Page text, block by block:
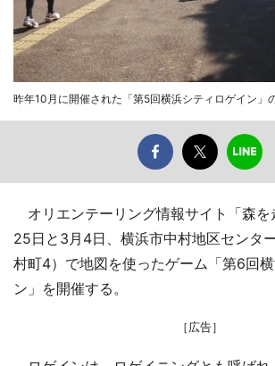
昨年10月に開催された「第5回横浜シティロゲイン」
オリエンテーリング情報サイト「森を
25日と3月4日、横浜市中村地区センタ
村町4）で地図を使ったゲーム「第6回
ン」を開催する。
［広告］